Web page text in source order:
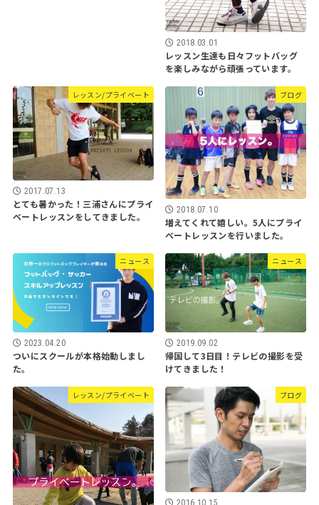
2018.03.01
レッスン生達も日々フットバッグ
を楽しみながら頑張っています。
レッスン/プライベート
2017.07.13
とても暑かった！三浦さんにプライ
ベートレッスンをしてきました。
ブログ
2018.07.10
増えてくれて嬉しい。5人にプライ
ベートレッスンを行いました。
ニュース
2023.04.20
ついにスクールが本格始動しまし
た。
ニュース
2019.09.02
帰国して3日目！テレビの撮影を受
けてきました！
レッスン/プライベート ブログ